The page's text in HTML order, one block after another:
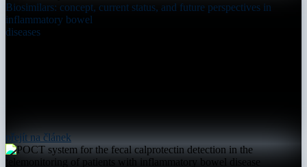
Biosimilars: concept, current status, and future perspectives in
inflammatory bowel
diseases
přejít na článek